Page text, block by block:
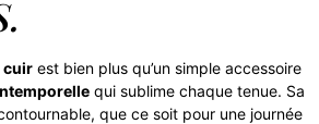
cuir est bien plus qu’un simple accessoire
qui sublime chaque tenue. Sa
que ce soit pour une journée